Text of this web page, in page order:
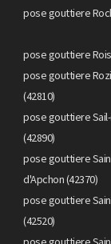
pose gouttiere
pose gouttiere
pose gouttiere
(42810)
pose gouttiere
(42890)
pose gouttiere
d'Apchon (42370)
pose gouttiere
(42520)